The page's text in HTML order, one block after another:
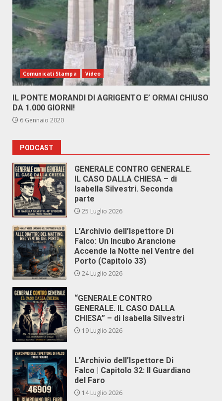
Comunicati Stampa Video
IL PONTE MORANDI DI AGRIGENTO E’ ORMAI CHIUSO
DA 1.000 GIORNI!
6 Gennaio 2020
PODCAST
GENERALE CONTRO GENERALE.
IL CASO DALLA CHIESA – di
Isabella Silvestri. Seconda
parte
25 Luglio 2026
L’Archivio dell’Ispettore Di
Falco: Un Incubo Arancione
Accende la Notte nel Ventre del
Porto (Capitolo 33)
24 Luglio 2026
“GENERALE CONTRO
GENERALE. IL CASO DALLA
CHIESA” – di Isabella Silvestri
19 Luglio 2026
L’Archivio dell’Ispettore Di
Falco | Capitolo 32: Il Guardiano
del Faro
14 Luglio 2026